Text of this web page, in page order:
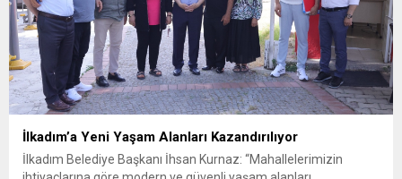
İlkadım’a Yeni Yaşam Alanları Kazandırılıyor
İlkadım Belediye Başkanı İhsan Kurnaz: “Mahallelerimizin